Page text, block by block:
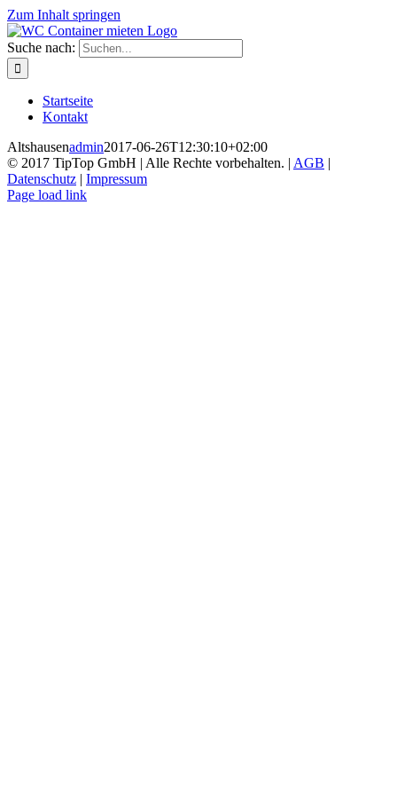
Zum Inhalt springen
Suche nach:
Startseite
Kontakt
Altshausenadmin2017-06-26T12:30:10+02:00
© 2017 TipTop GmbH | Alle Rechte vorbehalten. | AGB |
Datenschutz | Impressum
Page load link